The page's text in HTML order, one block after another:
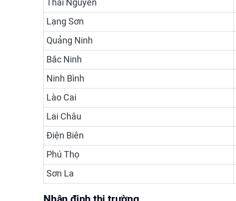
Thái Nguyên
Lạng Sơn
Quảng Ninh
Bắc Ninh
Ninh Bình
Lào Cai
Lai Châu
Điện Biên
Phú Thọ
Sơn La